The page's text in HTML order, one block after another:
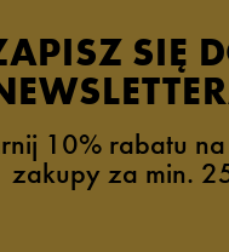
SIĘ
10% rabatu
zakupy za min.